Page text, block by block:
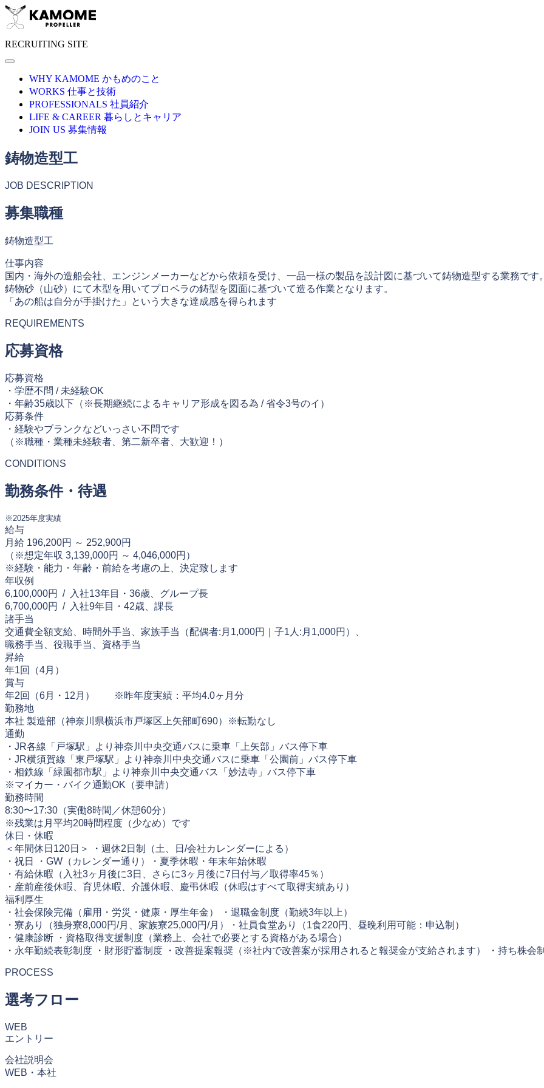
RECRUITING SITE
WHY KAMOME かもめのこと
WORKS 仕事と技術
PROFESSIONALS 社員紹介
LIFE & CAREER 暮らしとキャリア
JOIN US 募集情報
鋳物造型工
JOB DESCRIPTION
募集職種
鋳物造型工
仕事内容
国内・海外の造船会社、エンジンメーカーなどから依頼を受け、一品一様の製品を設計図に基づいて鋳物造型する業務です
鋳物砂（山砂）にて木型を用いてプロペラの鋳型を図面に基づいて造る作業となります。
「あの船は自分が手掛けた」という大きな達成感を得られます
REQUIREMENTS
応募資格
応募資格
・学歴不問 / 未経験OK
・年齢35歳以下（※長期継続によるキャリア形成を図る為 / 省令3号のイ）
応募条件
・経験やブランクなどいっさい不問です
（※職種・業種未経験者、第二新卒者、大歓迎！）
CONDITIONS
勤務条件・待遇
※2025年度実績
給与
月給 196,200円 ～ 252,900円
（※想定年収 3,139,000円 ～ 4,046,000円）
※経験・能力・年齢・前給を考慮の上、決定致します
年収例
6,100,000円 / 入社13年目・36歳、グループ長
6,700,000円 / 入社9年目・42歳、課長
諸手当
交通費全額支給、時間外手当、家族手当（配偶者:月1,000円｜子1人:月1,000円）、
職務手当、役職手当、資格手当
昇給
年1回（4月）
賞与
年2回（6月・12月） ※昨年度実績：平均4.0ヶ月分
勤務地
本社 製造部（神奈川県横浜市戸塚区上矢部町690）※転勤なし
通勤
・JR各線「戸塚駅」より神奈川中央交通バスに乗車「上矢部」バス停下車
・JR横須賀線「東戸塚駅」より神奈川中央交通バスに乗車「公園前」バス停下車
・相鉄線「緑園都市駅」より神奈川中央交通バス「妙法寺」バス停下車
※マイカー・バイク通勤OK（要申請）
勤務時間
8:30〜17:30（実働8時間／休憩60分）
※残業は月平均20時間程度（少なめ）です
休日・休暇
＜年間休日120日＞ ・週休2日制（土、日/会社カレンダーによる）
・祝日 ・GW（カレンダー通り）・夏季休暇・年末年始休暇
・有給休暇（入社3ヶ月後に3日、さらに3ヶ月後に7日付与／取得率45％）
・産前産後休暇、育児休暇、介護休暇、慶弔休暇（休暇はすべて取得実績あり）
福利厚生
・社会保険完備（雇用・労災・健康・厚生年金） ・退職金制度（勤続3年以上）
・寮あり（独身寮8,000円/月、家族寮25,000円/月）・社員食堂あり（1食220円、昼晩利用可能：申込制）
・健康診断 ・資格取得支援制度（業務上、会社で必要とする資格がある場合）
・永年勤続表彰制度 ・財形貯蓄制度 ・改善提案報奨（※社内で改善案が採用されると報奨金が支給されます） ・持ち株会
PROCESS
選考フロー
WEB
エントリー
会社説明会
WEB・本社